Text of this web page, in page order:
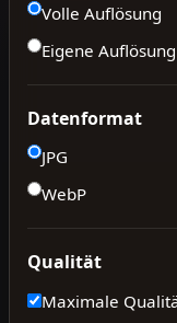
Volle Auflösung
Eigene Auflösung
Datenformat
JPG
WebP
Qualität
Maximale